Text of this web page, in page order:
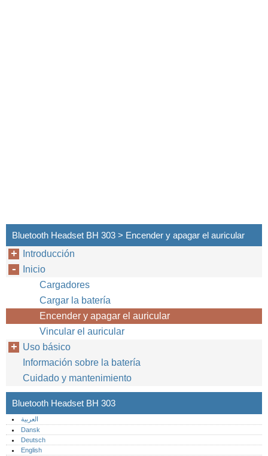
Bluetooth Headset BH 303 > Encender y apagar el auricular
Introducción
Inicio
Cargadores
Cargar la batería
Encender y apagar el auricular
Vincular el auricular
Uso básico
Información sobre la batería
Cuidado y mantenimiento
Bluetooth Headset BH 303
العربية
Dansk
Deutsch
English